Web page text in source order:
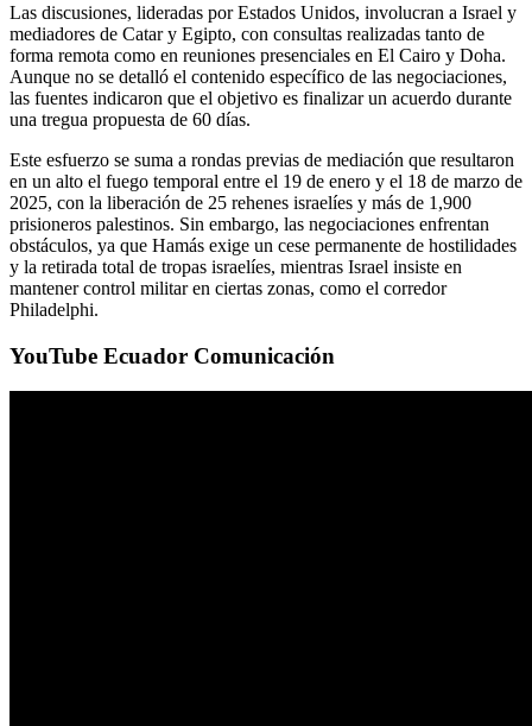
Las discusiones, lideradas por Estados Unidos, involucran a Israel y
mediadores de Catar y Egipto, con consultas realizadas tanto de
forma remota como en reuniones presenciales en El Cairo y Doha.
Aunque no se detalló el contenido específico de las negociaciones,
las fuentes indicaron que el objetivo es finalizar un acuerdo durante
una tregua propuesta de 60 días.
Este esfuerzo se suma a rondas previas de mediación que resultaron
en un alto el fuego temporal entre el 19 de enero y el 18 de marzo de
2025, con la liberación de 25 rehenes israelíes y más de 1,900
prisioneros palestinos. Sin embargo, las negociaciones enfrentan
obstáculos, ya que Hamás exige un cese permanente de hostilidades
y la retirada total de tropas israelíes, mientras Israel insiste en
mantener control militar en ciertas zonas, como el corredor
Philadelphi.
YouTube Ecuador Comunicación